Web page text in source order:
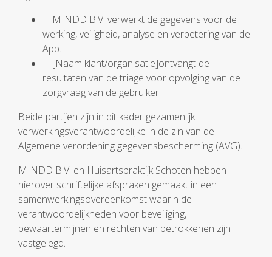
MINDD B.V. verwerkt de gegevens voor de
werking, veiligheid, analyse en verbetering van de
App.
[Naam klant/organisatie]ontvangt de
resultaten van de triage voor opvolging van de
zorgvraag van de gebruiker.
Beide partijen zijn in dit kader gezamenlijk
verwerkingsverantwoordelijke in de zin van de
Algemene verordening gegevensbescherming (AVG).
MINDD B.V. en Huisartspraktijk Schoten hebben
hierover schriftelijke afspraken gemaakt in een
samenwerkings­overeenkomst waarin de
verantwoordelijkheden voor beveiliging,
bewaartermijnen en rechten van betrokkenen zijn
vastgelegd.